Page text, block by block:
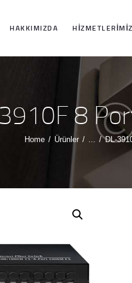
HAKKIMIZDA HIZMETLERIMIZ
8
Home Ürünler ... DL-
ANASAYFA
İLETIŞIM